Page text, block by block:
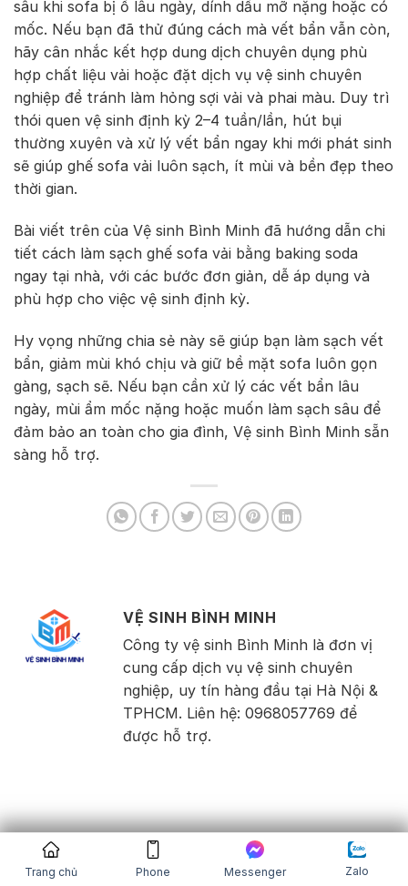
sâu khi sofa bị ố lâu ngày, dính dầu mỡ nặng hoặc có
mốc. Nếu bạn đã thử đúng cách mà vết bẩn vẫn còn,
hãy cân nhắc kết hợp dung dịch chuyên dụng phù
hợp chất liệu vải hoặc đặt dịch vụ vệ sinh chuyên
nghiệp để tránh làm hỏng sợi vải và phai màu. Duy trì
thói quen vệ sinh định kỳ 2–4 tuần/lần, hút bụi
thường xuyên và xử lý vết bẩn ngay khi mới phát sinh
sẽ giúp ghế sofa vải luôn sạch, ít mùi và bền đẹp theo
thời gian.
Bài viết trên của Vệ sinh Bình Minh đã hướng dẫn chi
tiết cách làm sạch ghế sofa vải bằng baking soda
ngay tại nhà, với các bước đơn giản, dễ áp dụng và
phù hợp cho việc vệ sinh định kỳ.
Hy vọng những chia sẻ này sẽ giúp bạn làm sạch vết
bẩn, giảm mùi khó chịu và giữ bề mặt sofa luôn gọn
gàng, sạch sẽ. Nếu bạn cần xử lý các vết bẩn lâu
ngày, mùi ẩm mốc nặng hoặc muốn làm sạch sâu để
đảm bảo an toàn cho gia đình, Vệ sinh Bình Minh sẵn
sàng hỗ trợ.
VỆ SINH BÌNH MINH
Công ty vệ sinh Bình Minh là đơn vị
cung cấp dịch vụ vệ sinh chuyên
nghiệp, uy tín hàng đầu tại Hà Nội &
TPHCM. Liên hệ: 0968057769 để
được hỗ trợ.
Trang chủ Phone Messenger Zalo